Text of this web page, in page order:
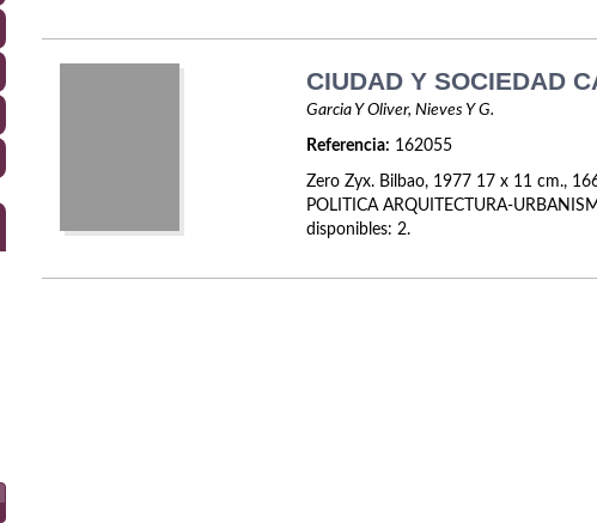
CIUDAD Y SOCIEDAD
Garcia Y Oliver, Nieves Y G.
Referencia: 162055
Zero Zyx. Bilbao, 1977 17 x 11 cm.,
POLITICA ARQUITECTURA-
disponibles: 2.